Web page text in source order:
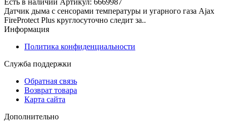
Есть в наличии Артикул: 6669987
Датчик дыма с сенсорами температуры и угарного газа Ajax
FireProtect Plus круглосуточно следит за..
Информация
Политика конфиденциальности
Служба поддержки
Обратная связь
Возврат товара
Карта сайта
Дополнительно